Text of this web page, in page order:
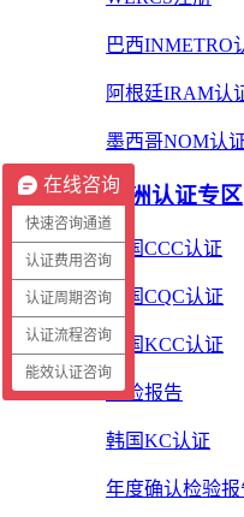
巴西INMETRO
阿根廷IRAM认
墨西哥NOM认
亚洲认证专区
中国CCC认证
中国CQC认证
韩国KCC认证
质检报告
韩国KC认证
年度确认检验报
在线咨询
快速咨询通道
认证费用咨询
认证周期咨询
认证流程咨询
能效认证咨询